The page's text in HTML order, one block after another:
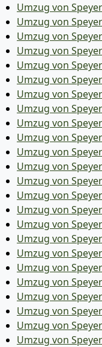
Umzug von
Umzug von
Umzug von
Umzug von
Umzug von
Umzug von
Umzug von
Umzug von
Umzug von
Umzug von
Umzug von
Umzug von
Umzug von
Umzug von
Umzug von
Umzug von
Umzug von
Umzug von
Umzug von
Umzug von
Umzug von
Umzug von
Umzug von
Umzug von